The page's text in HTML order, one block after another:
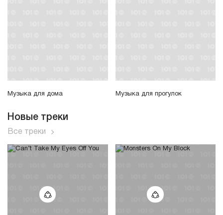
Музыка для дома Музыка для прогулок
Новые треки
Все треки